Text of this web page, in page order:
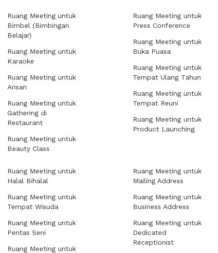
Ruang Meeting untuk
Bimbel (Bimbingan
Belajar)
Ruang Meeting untuk
Karaoke
Ruang Meeting untuk
Arisan
Ruang Meeting untuk
Gathering di
Restaurant
Ruang Meeting untuk
Beauty Class
Ruang Meeting untuk
Press Conference
Ruang Meeting untuk
Buka Puasa
Ruang Meeting untuk
Tempat Ulang Tahun
Ruang Meeting untuk
Tempat Reuni
Ruang Meeting untuk
Product Launching
Ruang Meeting untuk
Halal Bihalal
Ruang Meeting untuk
Tempat Wisuda
Ruang Meeting untuk
Pentas Seni
Ruang Meeting untuk
Ruang Meeting untuk
Mailing Address
Ruang Meeting untuk
Business Address
Ruang Meeting untuk
Dedicated
Receptionist